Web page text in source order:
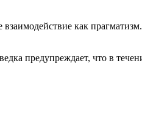
как
предупреждает, что в